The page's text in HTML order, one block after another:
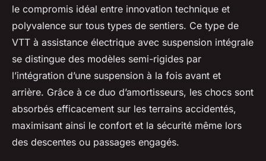
le compromis idéal entre innovation technique et
polyvalence sur tous types de sentiers. Ce type de
VTT à assistance électrique avec suspension intégrale
se distingue des modèles semi-rigides par
l’intégration d’une suspension à la fois avant et
arrière. Grâce à ce duo d’amortisseurs, les chocs sont
absorbés efficacement sur les terrains accidentés,
maximisant ainsi le confort et la sécurité même lors
des descentes ou passages engagés.